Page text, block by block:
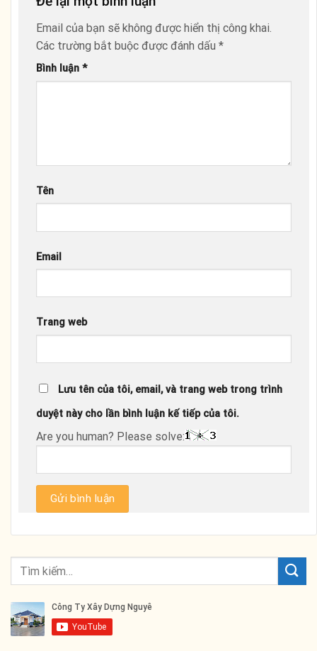
Email của bạn sẽ không được hiển thị công khai.
Các trường bắt buộc được đánh dấu *
Bình luận *
Tên
Email
Trang web
Lưu tên của tôi, email, và trang web trong trình
duyệt này cho lần bình luận kế tiếp của tôi.
Are you human? Please solve: